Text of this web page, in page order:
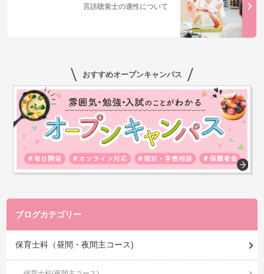
言語聴覚士の適性について
おすすめオープンキャンパス
ブログカテゴリー
保育士科（昼間・夜間主コース)